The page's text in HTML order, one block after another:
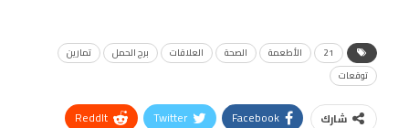
21 الأطعمة الصحة العلاقات برج الحمل
تمارين
توقعات
شارك Facebook
Twitter
ReddIt